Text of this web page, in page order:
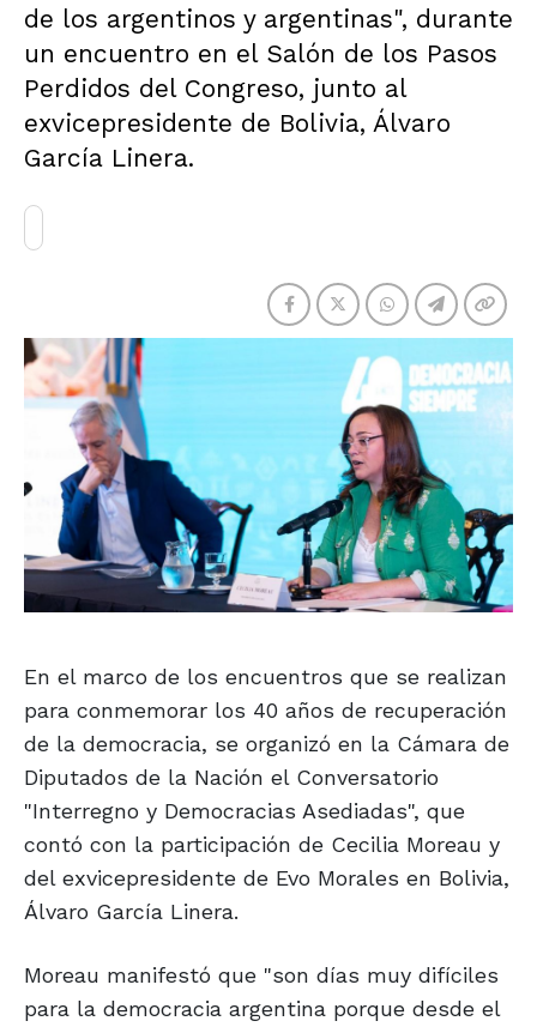
de los argentinos y argentinas", durante
un encuentro en el Salón de los Pasos
Perdidos del Congreso, junto al
exvicepresidente de Bolivia, Álvaro
García Linera.
En el marco de los encuentros que se realizan
para conmemorar los 40 años de recuperación
de la democracia, se organizó en la Cámara de
Diputados de la Nación el Conversatorio
"Interregno y Democracias Asediadas", que
contó con la participación de Cecilia Moreau y
del exvicepresidente de Evo Morales en Bolivia,
Álvaro García Linera.
Moreau manifestó que "son días muy difíciles
para la democracia argentina porque desde el